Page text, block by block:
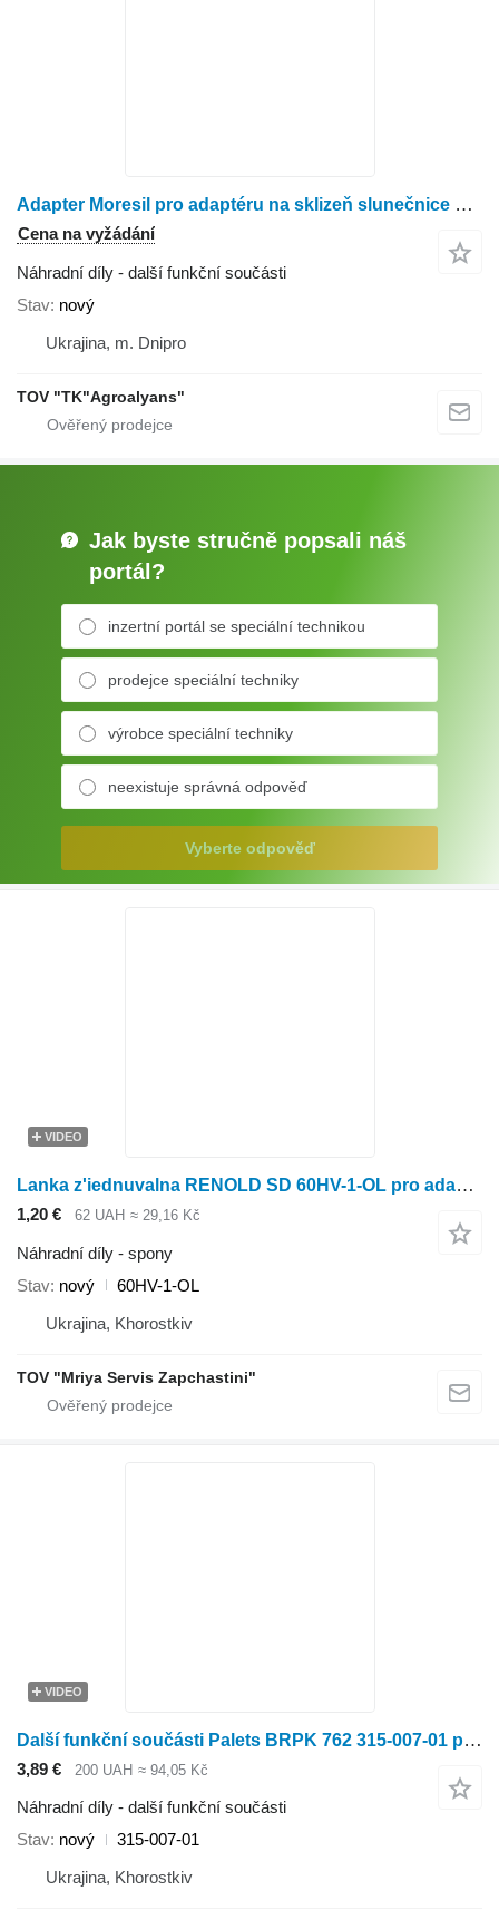
Adapter Moresil pro adaptéru na sklizeň slunečnice Moresil
Cena na vyžádání
Náhradní díly - další funkční součásti
Stav nový
Ukrajina, m. Dnipro
TOV "TK"Agroalyans"
Jak byste stručně popsali náš
portál?
inzertní portál se speciální technikou
prodejce speciální techniky
výrobce speciální techniky
neexistuje správná odpověď
Vyberte odpověď
VIDEO
Lanka z'iednuvalna RENOLD SD 60HV-1-OL pro adaptéru na sklizeň slunečnice
1,20 € 62 UAH ≈ 29,16 Kč
Náhradní díly - spony
Stav nový
60HV-1-OL
Ukrajina, Khorostkiv
TOV "Mriya Servis Zapchastini"
VIDEO
Další funkční součásti Palets BRPK 762 315-007-01 pro adaptéru na sklizeň slunečnice
3,89 € 200 UAH ≈ 94,05 Kč
Náhradní díly - další funkční součásti
Stav nový
315-007-01
Ukrajina, Khorostkiv